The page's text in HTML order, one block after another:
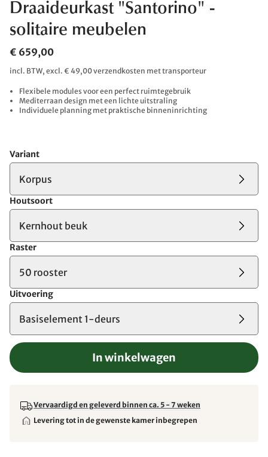
Draaideurkast "Santorino" -
solitaire meubelen
€ 659,00
incl. BTW, excl. € 49,00 verzendkosten met transporteur
Flexibele modules voor een perfect ruimtegebruik
Mediterraan design met een lichte uitstraling
Individuele planning met praktische binneninrichting
Variant
Korpus
Houtsoort
Kernhout beuk
Raster
50 rooster
Uitvoering
Basiselement 1-deurs
In winkelwagen
Vervaardigd en geleverd binnen ca. 5 - 7 weken
Levering tot in de gewenste kamer inbegrepen